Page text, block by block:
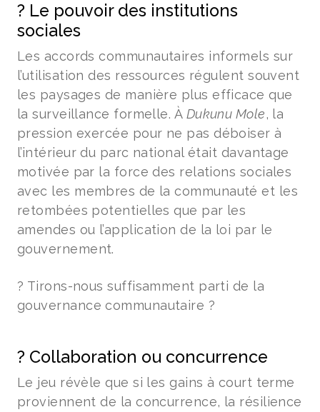
? Le pouvoir des institutions
sociales
Les accords communautaires informels sur
l’utilisation des ressources régulent souvent
les paysages de manière plus efficace que
la surveillance formelle. À Dukunu Mole, la
pression exercée pour ne pas déboiser à
l’intérieur du parc national était davantage
motivée par la force des relations sociales
avec les membres de la communauté et les
retombées potentielles que par les
amendes ou l’application de la loi par le
gouvernement.
? Tirons-nous suffisamment parti de la
gouvernance communautaire ?
? Collaboration ou concurrence
Le jeu révèle que si les gains à court terme
proviennent de la concurrence, la résilience